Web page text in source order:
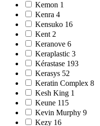
Kemon 1
Kenra 4
Kensuko 16
Kent 2
Keranove 6
Keraplastic 3
Kérastase 193
Kerasys 52
Keratin Complex 8
Kesh King 1
Keune 115
Kevin Murphy 9
Kezy 16